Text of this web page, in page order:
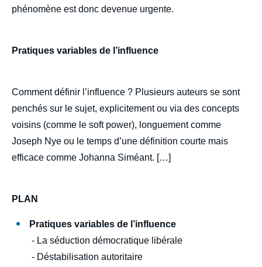
phénomène est donc devenue urgente.
Pratiques variables de l’influence
Comment définir l’influence ? Plusieurs auteurs se sont
penchés sur le sujet, explicitement ou via des concepts
voisins (comme le soft power), longuement comme
Joseph Nye ou le temps d’une définition courte mais
efficace comme Johanna Siméant. […]
PLAN
Pratiques variables de l’influence
- La séduction démocratique libérale
- Déstabilisation autoritaire
de
publication